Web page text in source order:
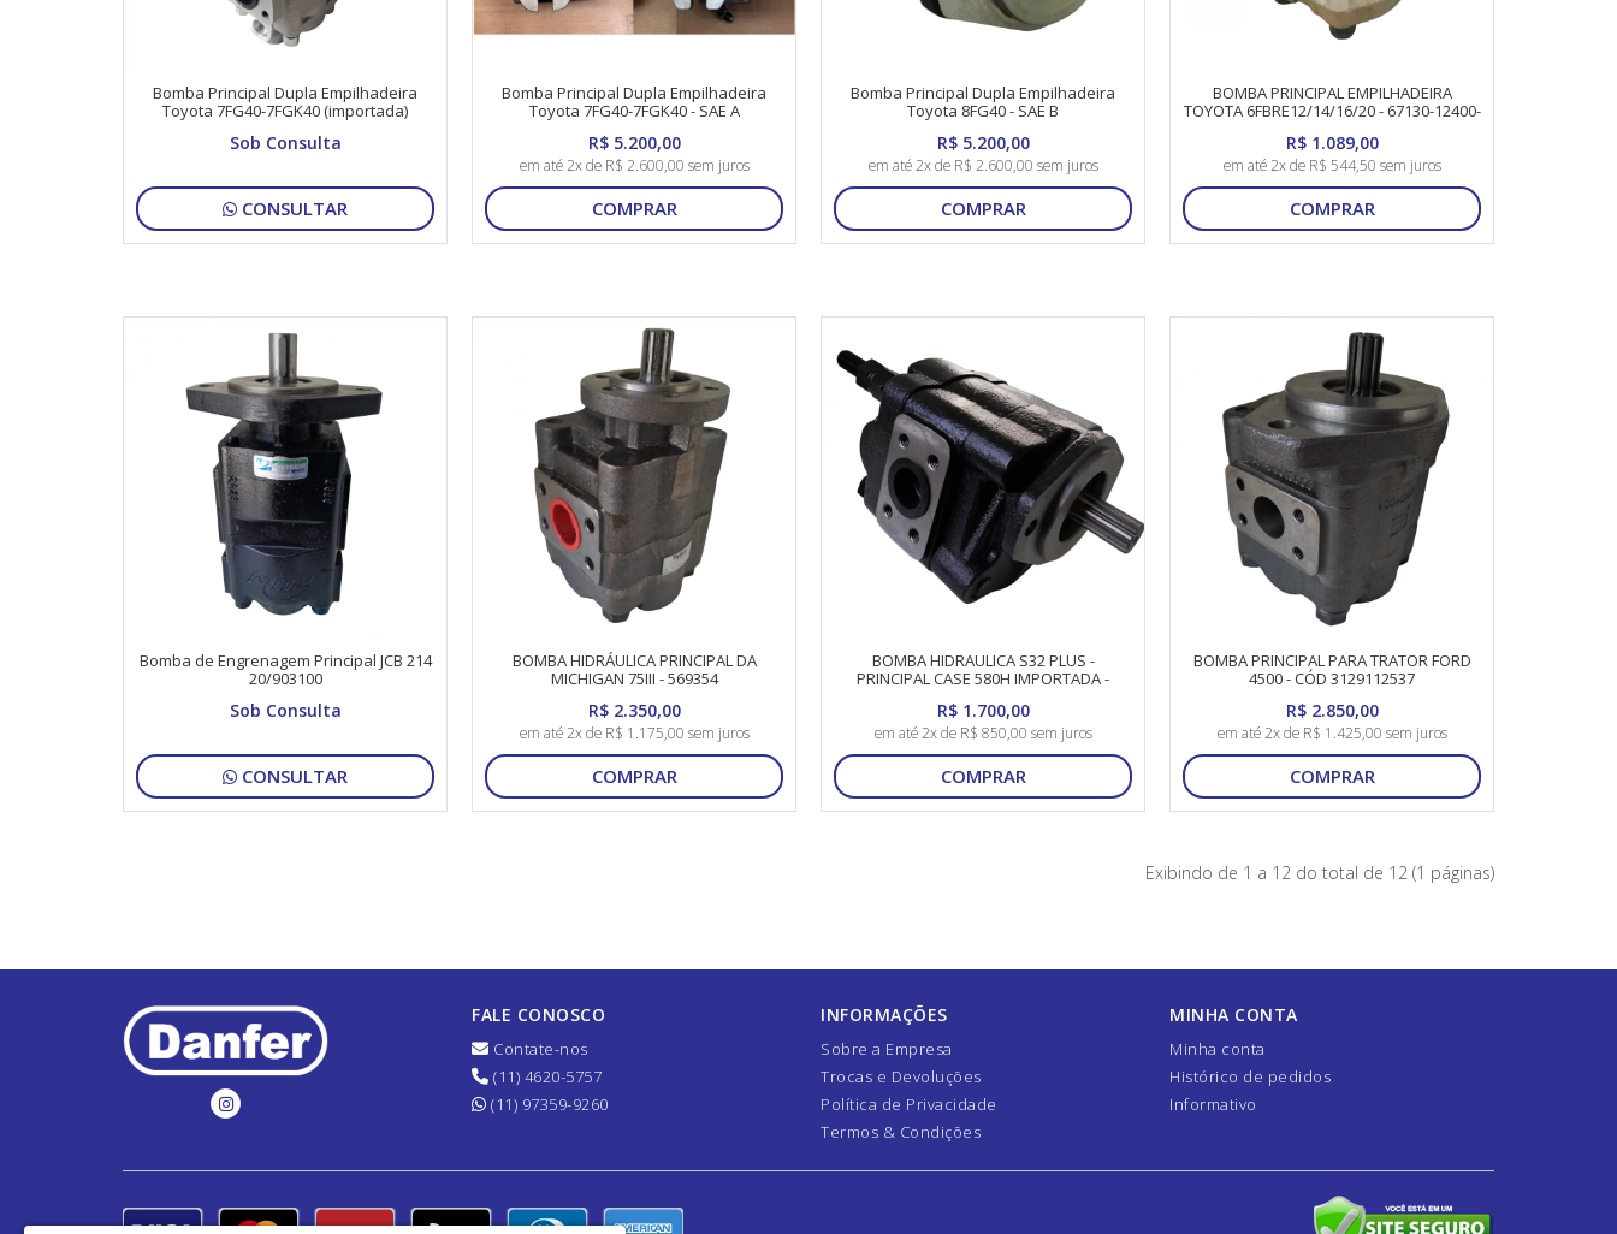
Bomba Principal Dupla Empilhadeira
Toyota 7FG40-7FGK40 (importada)
Sob Consulta
CONSULTAR
Bomba Principal Dupla Empilhadeira
Toyota 7FG40-7FGK40 - SAE A
R$ 5.200,00
em até 2x de R$ 2.600,00 sem juros
COMPRAR
Bomba Principal Dupla Empilhadeira
Toyota 8FG40 - SAE B
R$ 5.200,00
em até 2x de R$ 2.600,00 sem juros
COMPRAR
BOMBA PRINCIPAL EMPILHADEIRA
TOYOTA 6FBRE12/14/16/20 - 67130-12400-
R$ 1.089,00
em até 2x de R$ 544,50 sem juros
COMPRAR
Bomba de Engrenagem Principal JCB 214
20/903100
Sob Consulta
CONSULTAR
BOMBA HIDRÁULICA PRINCIPAL DA
MICHIGAN 75III - 569354
R$ 2.350,00
em até 2x de R$ 1.175,00 sem juros
COMPRAR
BOMBA HIDRAULICA S32 PLUS -
PRINCIPAL CASE 580H IMPORTADA -
R$ 1.700,00
em até 2x de R$ 850,00 sem juros
COMPRAR
BOMBA PRINCIPAL PARA TRATOR FORD
4500 - CÓD 3129112537
R$ 2.850,00
em até 2x de R$ 1.425,00 sem juros
COMPRAR
Exibindo de 1 a 12 do total de 12 (1 páginas)
FALE CONOSCO
Contate-nos
(11) 4620-5757
(11) 97359-9260
INFORMAÇÕES
Sobre a Empresa
Trocas e Devoluções
Política de Privacidade
Termos & Condições
MINHA CONTA
Minha conta
Histórico de pedidos
Informativo